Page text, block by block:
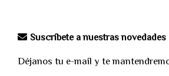
Suscríbete a nuestras novedades
Déjanos tu e-mail y te